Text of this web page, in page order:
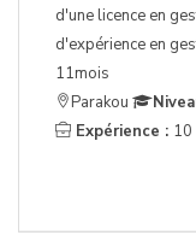
d'une licence en
d'expérience en
11mois
Parakou
Expérience : 10